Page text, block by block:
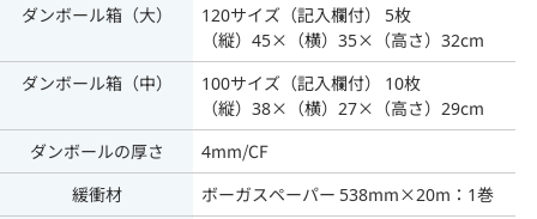
ダンボール箱（大）
120サイズ（記入欄付） 5枚
（縦）45×（横）35×（高さ）32cm
ダンボール箱（中）
100サイズ（記入欄付） 10枚
（縦）38×（横）27×（高さ）29cm
ダンボールの厚さ
4mm/CF
緩衝材
ボーガスペーパー 538mm×20m：1巻